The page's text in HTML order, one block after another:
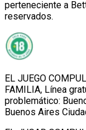
perteneciente a
reservados.
EL JUEGO
FAMILIA, Línea
problemático:
Buenos Aires